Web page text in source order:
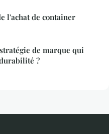
l'achat de container
de marque qui
?